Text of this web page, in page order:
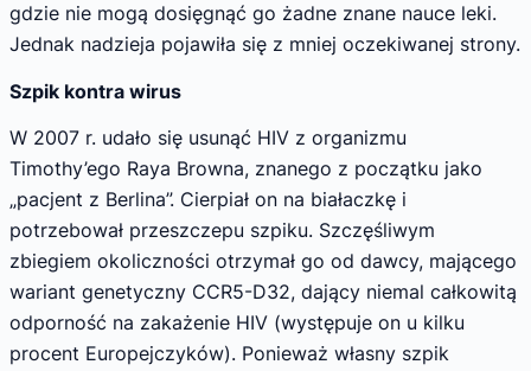
gdzie nie mogą dosięgnąć go żadne znane nauce leki.
Jednak nadzieja pojawiła się z mniej oczekiwanej strony.
Szpik kontra wirus
W 2007 r. udało się usunąć HIV z organizmu
Timothy’ego Raya Browna, znanego z początku jako
„pacjent z Berlina”. Cierpiał on na białaczkę i
potrzebował przeszczepu szpiku. Szczęśliwym
zbiegiem okoliczności otrzymał go od dawcy, mającego
wariant genetyczny CCR5-D32, dający niemal całkowitą
odporność na zakażenie HIV (występuje on u kilku
procent Europejczyków). Ponieważ własny szpik